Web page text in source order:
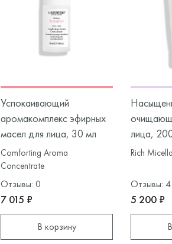
Успокаивающий
аромакомплекс эфирных
масел для лица, 30 мл
Comforting Aroma
Concentrate
Отзывы: 0
7 015 ₽
В корзину
лица,
Rich
Отзывы: 4
5 200 ₽